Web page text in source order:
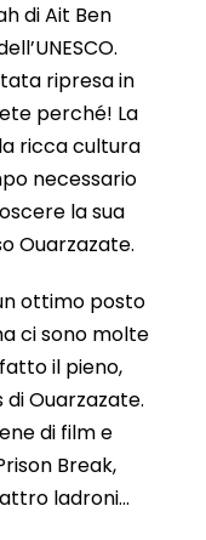
di Ait Ben
ripresa in
perché! La
ricca cultura
necessario
la sua
Ouarzazate.
ottimo posto
ci sono molte
il pieno,
Ouarzazate.
di film e
Break,
ladroni…